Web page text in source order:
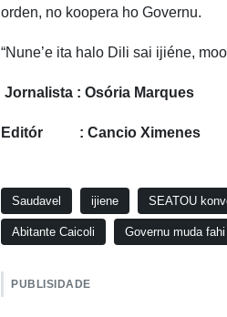
orden, no koopera ho Governu.
“Nune’e ita halo Dili sai ijiéne,
Jornalista : Osória Marques
Editór : Cancio Ximenes
Saudavel ijiene SEATOU
Abitante Caicoli Governu muda
PUBLISIDADE